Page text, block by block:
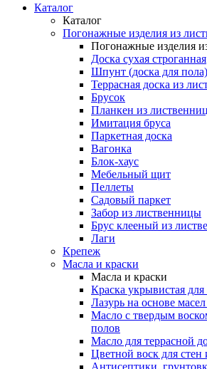
Каталог
Каталог
Погонажные изделия из
Погонажные изделия
Доска сухая строганная
Шпунт (доска для пола)
Террасная доска из
Брусок
Планкен из
Имитация бруса
Паркетная доска
Вагонка
Блок-хаус
Мебельный щит
Пеллеты
Садовый паркет
Забор из лиственницы
Брус клееный из
Лаги
Крепеж
Масла и краски
Масла и краски
Краска укрывистая
Лазурь на основе
Масло с твердым
полов
Масло для террасной
Цветной воск для стен
Антисептики,